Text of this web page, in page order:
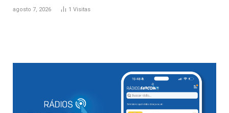
agosto 7, 2026 1 Visitas